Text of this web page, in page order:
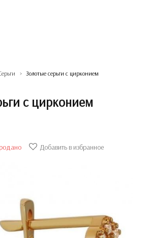
Золотые серьги с цирконием
с цирконием
Добавить в избранное